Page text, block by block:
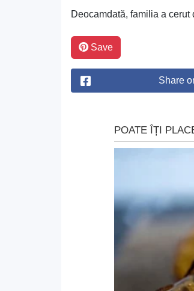
Deocamdată, familia a
Save
Share